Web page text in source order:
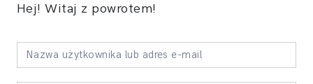
Hej! Witaj z powrotem!